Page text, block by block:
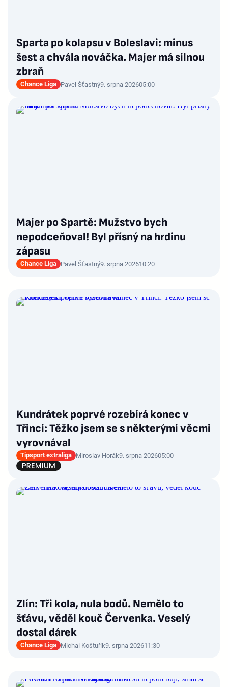
Sparta po kolapsu v Boleslavi: minus
šest a chvála nováčka. Majer má silnou
zbraň
Chance Liga Pavel Šťastný9. srpna 202605:00
Majer po Spartě: Mužstvo bych
nepodceňoval! Byl přísný na hrdinu
zápasu
Chance Liga Pavel Šťastný9. srpna 202610:20
Kundrátek poprvé rozebírá konec v
Třinci: Těžko jsem se s některými věcmi
vyrovnával
Tipsport extraliga Miroslav Horák9. srpna 202605:00
Zlín: Tři kola, nula bodů. Nemělo to
šťávu, věděl kouč Červenka. Veselý
dostal dárek
Chance Liga Michal Koštuřík9. srpna 202611:30